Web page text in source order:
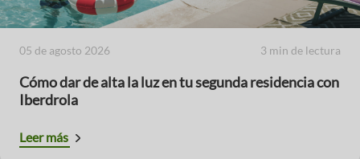
05 de agosto 2026 3 min de lectura
Cómo dar de alta la luz en tu segunda residencia con
Iberdrola
Leer más